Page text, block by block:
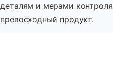
деталям и мерами контроля
превосходный продукт.